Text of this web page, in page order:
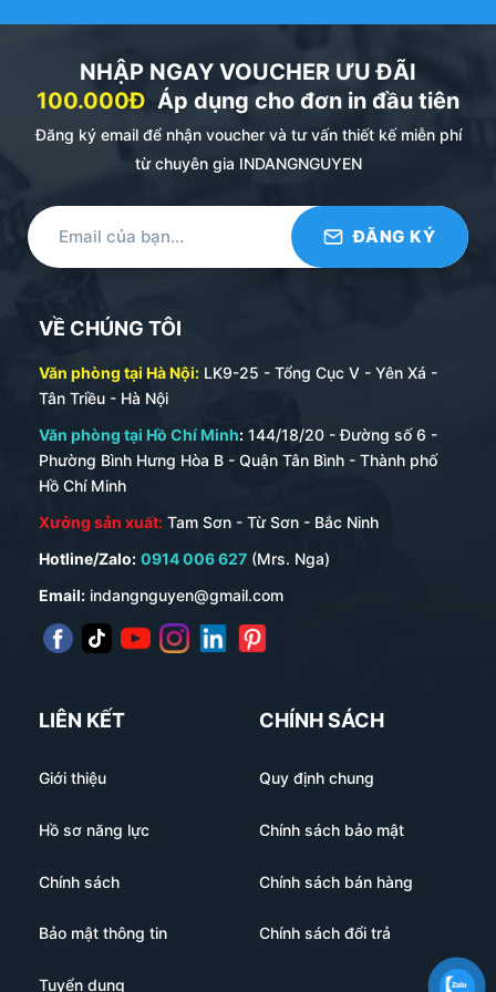
Địa chỉ sản xuất sổ da cao cấp giá tốt nhất ? Giao
Hãy liên hệ với Xưởng sản xuất sổ tay – Đăng Nguyên.
Những Thông Tin Cần Thiết Khi Sản Xuất
+ Số lượng đặt in tối thiểu từ 50 quyển đối với sổ tay
bìa dađể có báo giá tốt nhất.
+ Kích thước SỔ TAY PHỔ BIẾN :
– Sổ tay A4 : 20.5×29.7 cm
– Sổ tay A6.
Chất liệu làm bìa sổ : Quý khách có thể lựa chọn làm
bìa sổ da bằng da thật , da Pu, Da Simili.
+ In logo lên bìa sổ : Ép nhũ, Ép nhiệt, Khắc Laser hay
Gắn mác đồng ?
+ Ruột sổ :Cung cấp các thông tin về ruột sổ như :
ruột bao nhiêu trang (80 – 100 -120 – 200 trang). In
NHẬP NGAY VOUCHER ƯU ĐÃI
100.000Đ Áp dụng cho đơn in đầu tiên
Đăng ký email để nhận voucher và tư vấn thiết kế miễn phí
từ chuyên gia INDANGNGUYEN
VỀ CHÚNG TÔI
Văn phòng tại Hà Nội: LK9-25 - Tổng Cục V - Yên Xá -
Tân Triều - Hà Nội
Văn phòng tại Hồ Chí Minh: 144/18/20 - Đường số 6 -
Phường Bình Hưng Hòa B - Quận Tân Bình - Thành phố
Hồ Chí Minh
Xưởng sản xuất: Tam Sơn - Từ Sơn - Bắc Ninh
Hotline/Zalo: 0914 006 627 (Mrs. Nga)
Email: indangnguyen@gmail.com
LIÊN KẾT
Giới thiệu
Hồ sơ năng lực
Chính sách
Bảo mật thông tin
Tuyển dụng
CHÍNH SÁCH
Quy định chung
Chính sách bảo mật
Chính sách bán hàng
Chính sách đổi trả